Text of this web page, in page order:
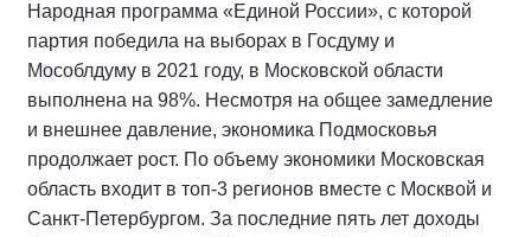
Народная программа «Единой России», с которой
партия победила на выборах в Госдуму и
Мособлдуму в 2021 году, в Московской области
выполнена на 98%. Несмотря на общее замедление
и внешнее давление, экономика Подмосковья
продолжает рост. По объему экономики Московская
область входит в топ-3 регионов вместе с Москвой и
Санкт-Петербургом. За последние пять лет доходы